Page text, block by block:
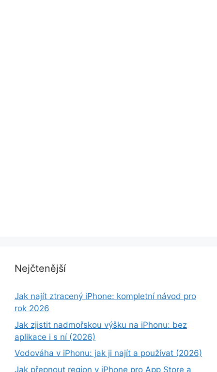
Nejčtenější
Jak najít ztracený iPhone: kompletní návod pro
rok 2026
Jak zjistit nadmořskou výšku na iPhonu: bez
aplikace i s ní (2026)
Vodováha v iPhonu: jak ji najít a používat (2026)
Jak přepnout region v iPhone pro App Store a